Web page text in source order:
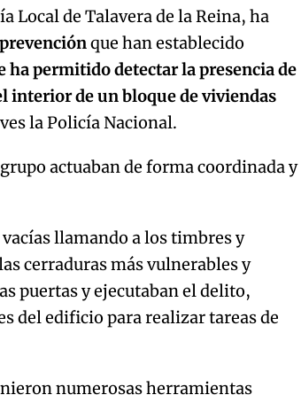
Local de Talavera de la Reina, ha
que han establecido
ha permitido detectar la presencia de
interior de un bloque de viviendas
la Policía Nacional.
actuaban de forma coordinada y
llamando a los timbres y
cerraduras más vulnerables y
puertas y ejecutaban el delito,
del edificio para realizar tareas de
numerosas herramientas